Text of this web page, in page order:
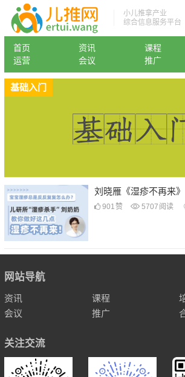
小儿推拿产业
综合信息服务平台
首页 资讯 课程
运营
会议 推广
基础入门
刘晓雁《湿疹不再来》
901 赞 5707 阅读
网站导航
资讯 课程
会议
推广
关注交流